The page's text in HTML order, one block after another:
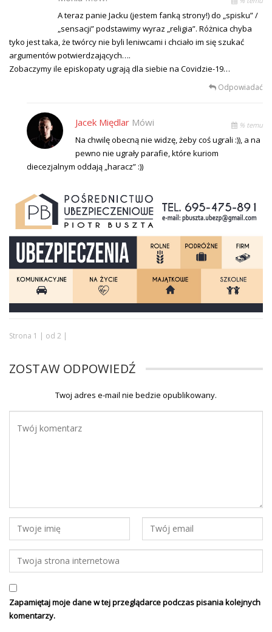
A teraz panie Jacku (jestem fanką strony!) do „spisku” /
„sensacji” podstawimy wyraz „religia”. Różnica chyba
tyko jest taka, że twórcy nie byli leniwcami i chciało im się szukać
argumentów potwierdzających….
Zobaczymy ile episkopaty ugrają dla siebie na Covidzie-19…
Odpowiadać
Jacek Międlar Mówi % temu
Na chwilę obecną nie widzę, żeby coś ugrali :)), a na
pewno nie ugrały parafie, które kuriom
diecezjalnym oddają „haracz” :))
Strona 1 | od 2 |
ZOSTAW ODPOWIEDŹ
Twoj adres e-mail nie bedzie opublikowany.
Zapamiętaj moje dane w tej przeglądarce podczas pisania kolejnych
komentarzy.